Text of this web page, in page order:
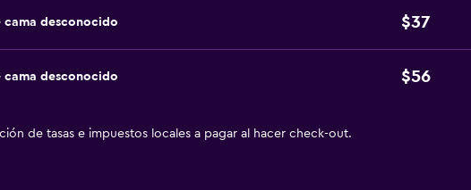
desconocido $37
desconocido $56
de tasas e impuestos locales a pagar al hacer check-out.